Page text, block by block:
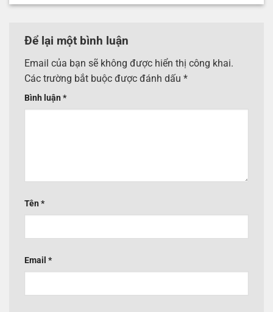
Để lại một bình luận
Email của bạn sẽ không được hiển thị công khai.
Các trường bắt buộc được đánh dấu *
Bình luận *
Tên *
Email *